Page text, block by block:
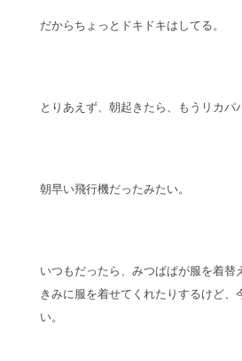
だからちょっとドキドキはしてる。
とりあえず、朝起きたら、もうリカパ
朝早い飛行機だったみたい。
いつもだったら、みつぱぱが服を着替
きみに服を着せてくれたりするけど、
い。